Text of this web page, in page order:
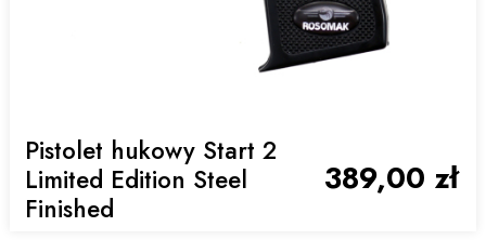
Pistolet hukowy Start 2
Limited Edition Steel
Finished
389,00 zł